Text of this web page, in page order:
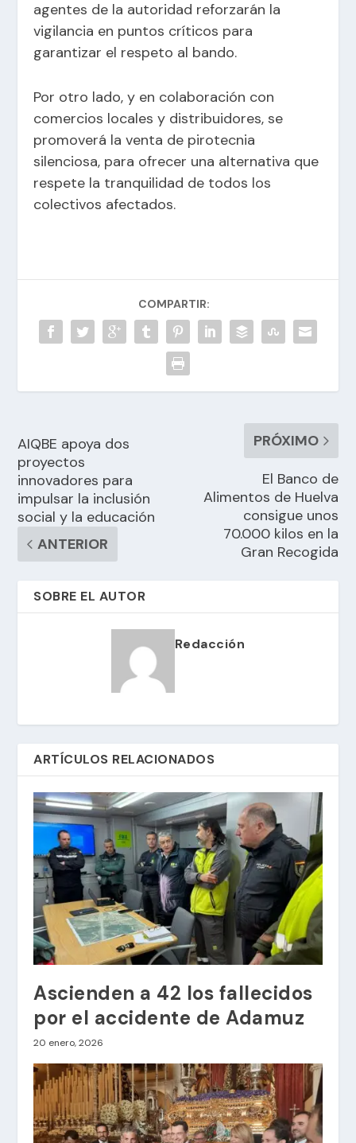
agentes de la autoridad reforzarán la
vigilancia en puntos críticos para
garantizar el respeto al bando.
Por otro lado, y en colaboración con
comercios locales y distribuidores, se
promoverá la venta de pirotecnia
silenciosa, para ofrecer una alternativa que
respete la tranquilidad de todos los
colectivos afectados.
COMPARTIR:
AIQBE apoya dos
proyectos
innovadores para
impulsar la inclusión
social y la educación
ANTERIOR
PRÓXIMO
El Banco de
Alimentos de Huelva
consigue unos
70.000 kilos en la
Gran Recogida
SOBRE EL AUTOR
Redacción
ARTÍCULOS RELACIONADOS
Ascienden a 42 los fallecidos
por el accidente de Adamuz
20 enero, 2026